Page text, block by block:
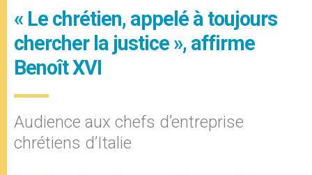
« Le chrétien, appelé à toujours
chercher la justice », affirme
Benoît XVI
Audience aux chefs d’entreprise
chrétiens d’Italie